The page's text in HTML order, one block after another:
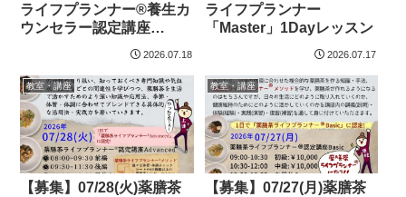
ライフプランナー®養生カ
ウンセラー認定講座
2026.07.18
ライフプランナー
「Master」1Dayレッスン
2026.07.17
教室・講座
【募集】07/28(火)薬膳茶
教室・講座
【募集】07/27(月)薬膳茶